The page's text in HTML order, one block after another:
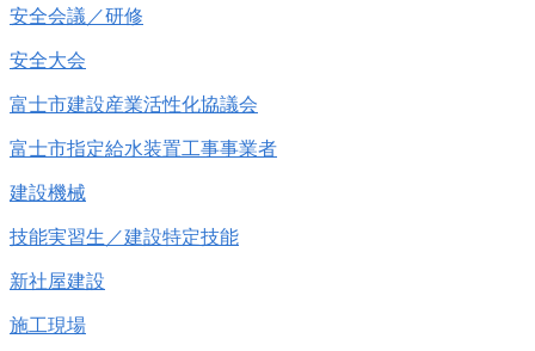
安全会議／研修
安全大会
富士市建設産業活性化協議会
富士市指定給水装置工事事業者
建設機械
技能実習生／建設特定技能
新社屋建設
施工現場